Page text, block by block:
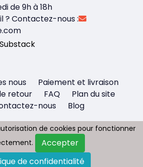
de 9h à 18h
? Contactez-nous :
Substack
nous
Paiement et livraison
retour
FAQ
Plan du site
nous
Blog
© 2026 - Tous droit réservés
Tousbatterie.com
de cookies pour fonctionner
Accepter
de confidentialité
de cookies pour fonctionner
Accepter
de confidentialité